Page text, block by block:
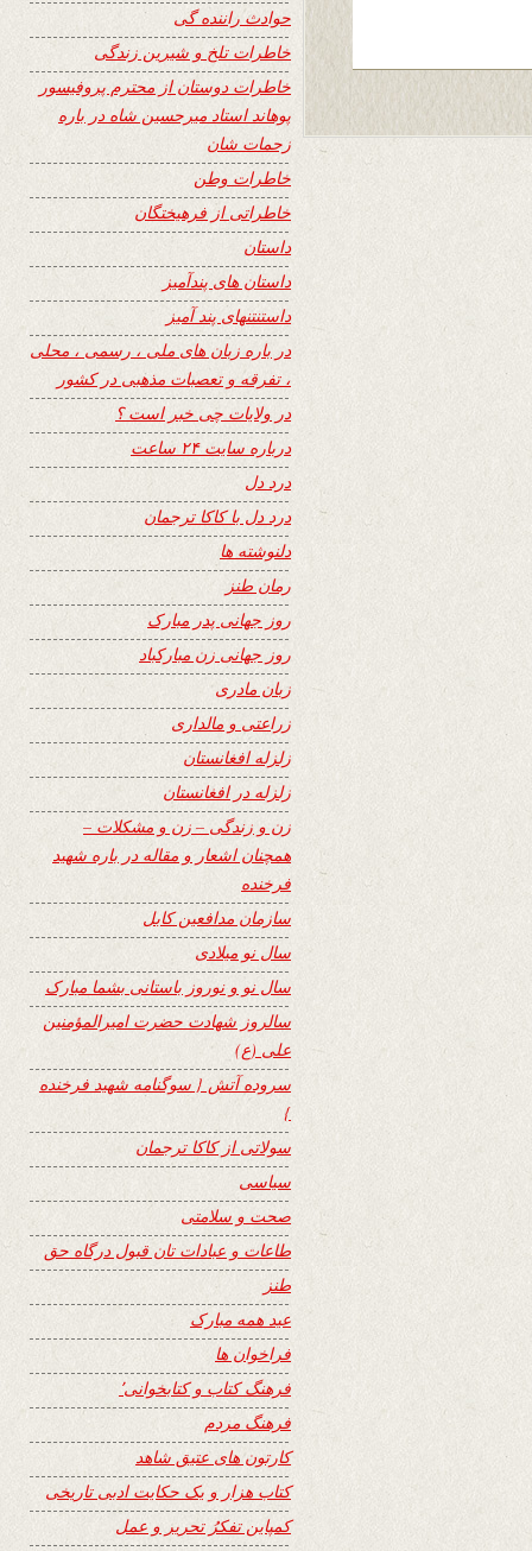
حوادث راننده گی
خاطرات تلخ و شیرین زندگی
خاطرات دوستان از محترم پروفیسور
پوهاند استاد میرحسین شاه در باره
زحمات شان
خاطرات وطن
خاطراتی از فرهیختگان
داستان
داستان های پندآمیز
داستنتنهای پند آمیز
در باره زبان های ملی ، رسمی ، محلی
، تفرقه و تعصبات مذهبی در کشور
در ولایات چی خبر است ؟
درباره سایت ۲۴ ساعت
درد دل
درد دل با کاکا ترجمان
دلنوشته ها
رمان طنز
روز جهانی پدر مبارک
روز جهانی زن مبارکباد
زبان مادری
زراعتی و مالداری
زلزله افغانستان
زلزله در افغانستان
زن و زندگی – زن و مشکلات –
همچنان اشعار و مقاله در باره شهید
فرخنده
سازمان مدافعین کابل
سال نو میلادی
سال نو و نوروز باستانی بشما مبارک
سالروز شهادت حضرت امیرالمؤمنین
علی (ع)
سروده آتش { سوگنامه شهید فرخنده
}
سولاتی از کاکا ترجمان
سیاسی
صحت و سلامتی
طاعات و عبادات تان قبول درگاه حق
طنز
عید همه مبارک
فراخوان ها
فرهنگ کتاب و کتابخوانی٬
فرهنگ مردم
کارتون های عتیق شاهد
کتاب هزار و یک حکایت ادبی تاریخی
کمپاین تفکرُ تحریر و عمل